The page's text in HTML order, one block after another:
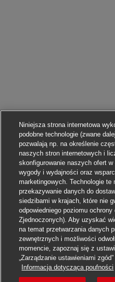
Niniejsza strona internetowa
podobne technologie (zwane
pozwalają np. na określenie
naszych stron internetowych i
skonfigurowanie naszych ofert
wygody i wydajności oraz
marketingowych. Technologie te
przekazywanie danych do
siedzibami w krajach, które nie
odpowiedniego poziomu
Zjednoczonych). Aby uzyskać
na temat przetwarzania danych
zewnętrznych i możliwości
momencie, zapoznaj się z
„Zarządzanie ustawieniami
Informacja dotycząca poufności